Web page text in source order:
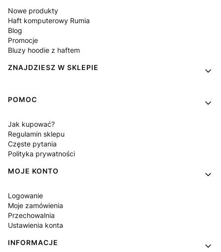
Nowe produkty
Haft komputerowy Rumia
Blog
Promocje
Bluzy hoodie z haftem
ZNAJDZIESZ W SKLEPIE
POMOC
Jak kupować?
Regulamin sklepu
Częste pytania
Polityka prywatności
MOJE KONTO
Logowanie
Moje zamówienia
Przechowalnia
Ustawienia konta
INFORMACJE